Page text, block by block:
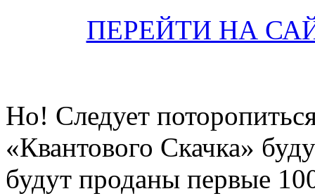
ПЕРЕЙТИ НА
Но! Следует
«Квантового Скачка»
будут проданы первые